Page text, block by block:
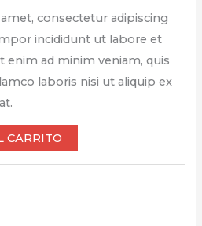
consectetur adipiscing
incididunt ut labore et
enim ad minim veniam, quis
laboris nisi ut aliquip ex
CARRITO